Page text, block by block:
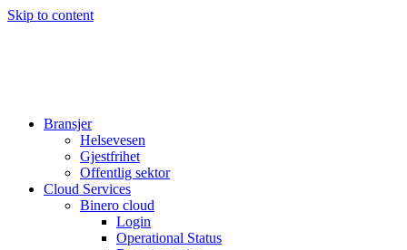
Skip to content
Bransjer
Helsevesen
Gjestfrihet
Offentlig sektor
Cloud Services
Binero cloud
Login
Operational Status